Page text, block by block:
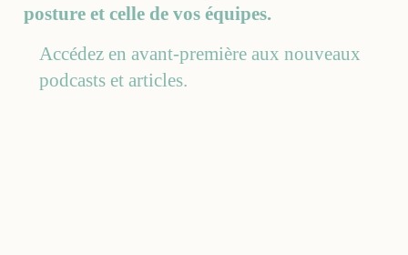
posture et celle de vos équipes.
Accédez en avant-première aux nouveaux
podcasts et articles.